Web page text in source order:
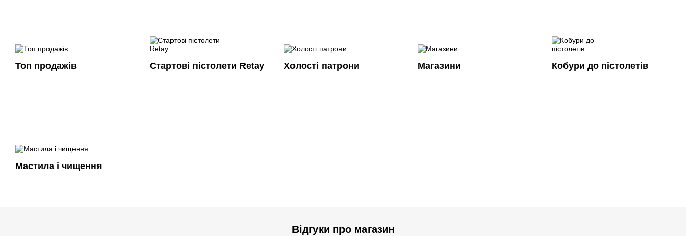
Топ продажів Стартові пістолети Retay Холості патрони Магазини Кобури до пістолетів
Мастила і чищення
Відгуки про магазин